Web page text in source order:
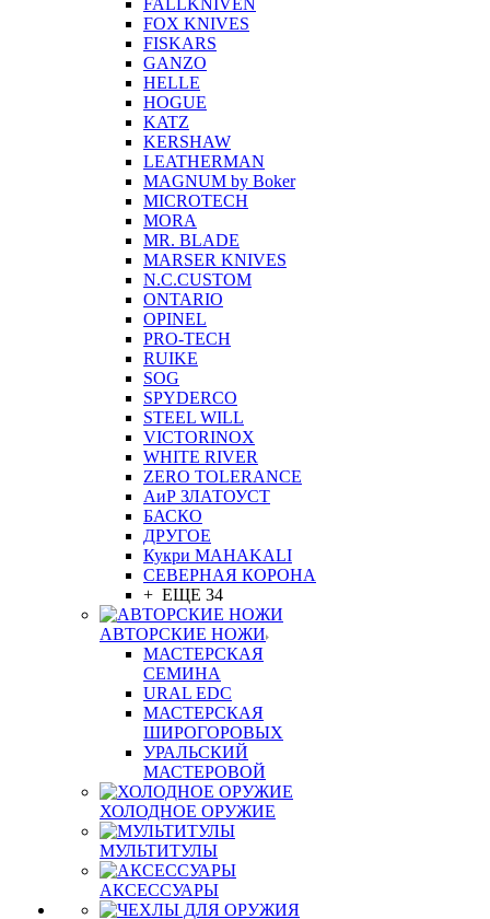
FALLKNIVEN
FOX KNIVES
FISKARS
GANZO
HELLE
HOGUE
KATZ
KERSHAW
LEATHERMAN
MAGNUM by Boker
MICROTECH
MORA
MR. BLADE
MARSER KNIVES
N.C.CUSTOM
ONTARIO
OPINEL
PRO-TECH
RUIKE
SOG
SPYDERCO
STEEL WILL
VICTORINOX
WHITE RIVER
ZERO TOLERANCE
АиР ЗЛАТОУСТ
БАСКО
ДРУГОЕ
Кукри MAHAKALI
СЕВЕРНАЯ КОРОНА
+ ЕЩЕ 34
АВТОРСКИЕ НОЖИ
МАСТЕРСКАЯ
СЕМИНА
URAL EDC
МАСТЕРСКАЯ
ШИРОГОРОВЫХ
УРАЛЬСКИЙ
МАСТЕРОВОЙ
ХОЛОДНОЕ ОРУЖИЕ
МУЛЬТИТУЛЫ
АКСЕССУАРЫ